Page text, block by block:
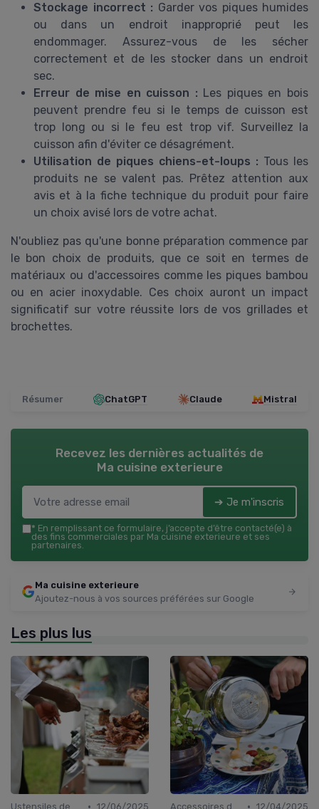
Stockage incorrect : Garder vos piques humides
ou dans un endroit inapproprié peut les
endommager. Assurez-vous de les sécher
correctement et de les stocker dans un endroit
sec.
Erreur de mise en cuisson : Les piques en bois
peuvent prendre feu si le temps de cuisson est
trop long ou si le feu est trop vif. Surveillez la
cuisson afin d'éviter ce désagrément.
Utilisation de piques chiens-et-loups : Tous les
produits ne se valent pas. Prêtez attention aux
avis et à la fiche technique du produit pour faire
un choix avisé lors de votre achat.
N'oubliez pas qu'une bonne préparation commence par
le bon choix de produits, que ce soit en termes de
matériaux ou d'accessoires comme les piques bambou
ou en acier inoxydable. Ces choix auront un impact
significatif sur votre réussite lors de vos grillades et
brochettes.
Résumer ChatGPT Claude Mistral
Recevez les dernières actualités de
Ma cuisine exterieure
➔ Je m'inscris
* En remplissant ce formulaire, j’accepte d’être contacté(e) à
des fins commerciales par Ma cuisine exterieure et ses
partenaires.
Ma cuisine exterieure
Ajoutez-nous à vos sources préférées sur Google
Les plus lus
12/06/2025 12/04/2025